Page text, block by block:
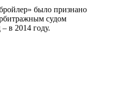
было признано
судом
в 2014 году.